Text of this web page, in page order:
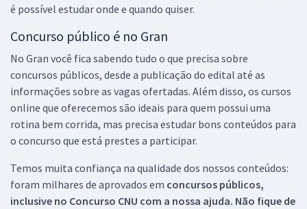
é possível estudar onde e quando quiser.
Concurso público é no Gran
No Gran você fica sabendo tudo o que precisa sobre
concursos públicos, desde a publicação do edital até as
informações sobre as vagas ofertadas. Além disso, os cursos
online que oferecemos são ideais para quem possui uma
rotina bem corrida, mas precisa estudar bons conteúdos para
o concurso que está prestes a participar.
Temos muita confiança na qualidade dos nossos conteúdos:
foram milhares de aprovados em concursos públicos,
inclusive no Concurso CNU com a nossa ajuda. Não fique de